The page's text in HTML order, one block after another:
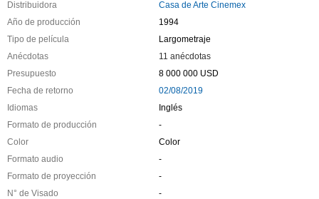
Distribuidora
Casa de Arte Cinemex
Año de producción
1994
Tipo de película
Largometraje
Anécdotas
11 anécdotas
Presupuesto
8 000 000 USD
Fecha de retorno
02/08/2019
Idiomas
Inglés
Formato de producción
-
Color
Color
Formato audio
-
Formato de proyección
-
N° de Visado
-